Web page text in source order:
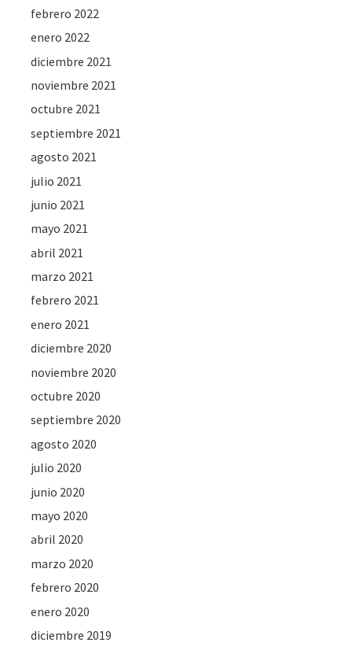
febrero 2022
enero 2022
diciembre 2021
noviembre 2021
octubre 2021
septiembre 2021
agosto 2021
julio 2021
junio 2021
mayo 2021
abril 2021
marzo 2021
febrero 2021
enero 2021
diciembre 2020
noviembre 2020
octubre 2020
septiembre 2020
agosto 2020
julio 2020
junio 2020
mayo 2020
abril 2020
marzo 2020
febrero 2020
enero 2020
diciembre 2019